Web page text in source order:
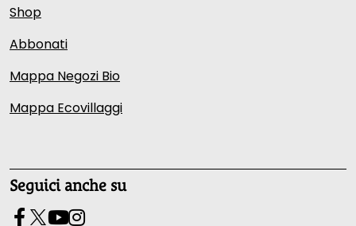
Shop
Abbonati
Mappa Negozi Bio
Mappa Ecovillaggi
Seguici anche su